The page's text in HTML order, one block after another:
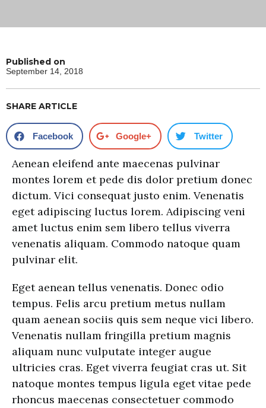
Published on
September 14, 2018
SHARE ARTICLE
Facebook Google+ Twitter
Aenean eleifend ante maecenas pulvinar
montes lorem et pede dis dolor pretium donec
dictum. Vici consequat justo enim. Venenatis
eget adipiscing luctus lorem. Adipiscing veni
amet luctus enim sem libero tellus viverra
venenatis aliquam. Commodo natoque quam
pulvinar elit.
Eget aenean tellus venenatis. Donec odio
tempus. Felis arcu pretium metus nullam
quam aenean sociis quis sem neque vici libero.
Venenatis nullam fringilla pretium magnis
aliquam nunc vulputate integer augue
ultricies cras. Eget viverra feugiat cras ut. Sit
natoque montes tempus ligula eget vitae pede
rhoncus maecenas consectetuer commodo